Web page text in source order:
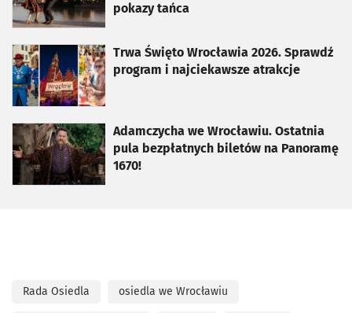
pokazy tańca
Trwa Święto Wrocławia 2026. Sprawdź
program i najciekawsze atrakcje
otworzy się w nowej karcie
Adamczycha we Wrocławiu. Ostatnia
pula bezpłatnych biletów na Panoramę
1670!
otworzy się w nowej karcie
Rada Osiedla osiedla we Wrocławiu